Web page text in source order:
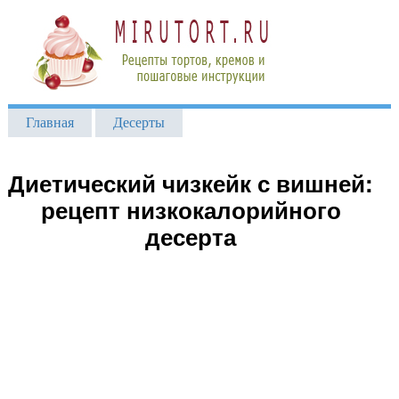
Главная Десерты
Диетический чизкейк с вишней:
рецепт низкокалорийного
десерта